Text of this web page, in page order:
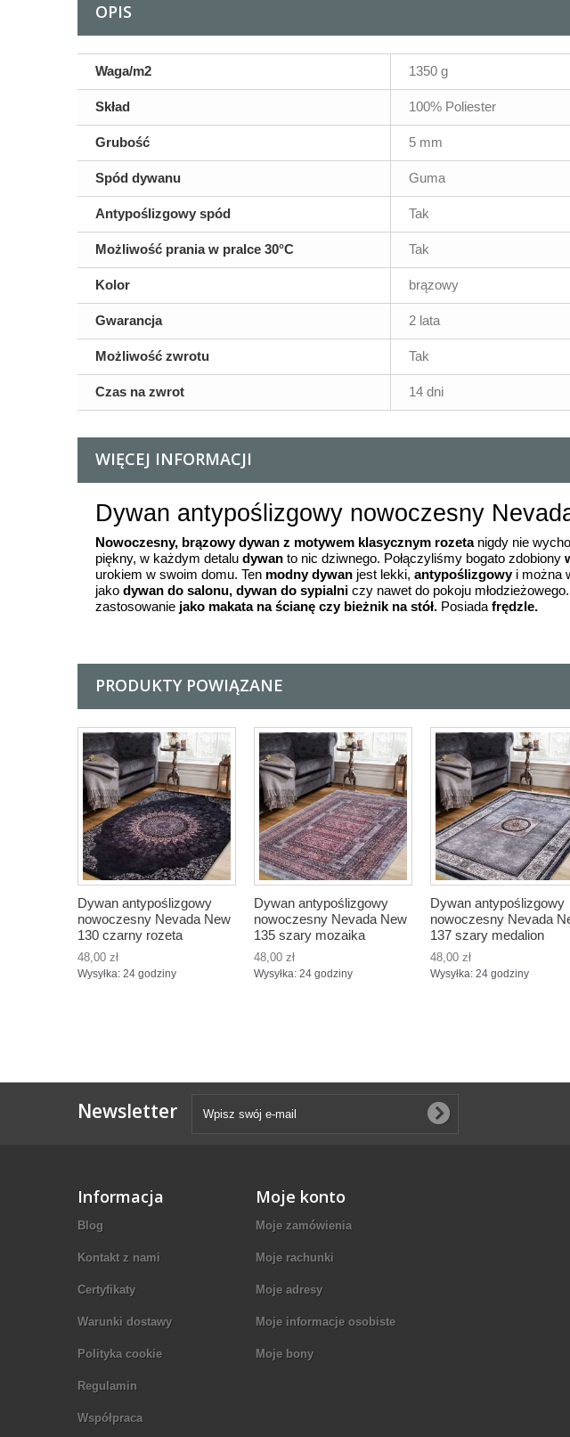
OPIS
Waga/m2 1350 g
Skład 100% Poliester
Grubość 5 mm
Spód dywanu Guma
Antypoślizgowy spód Tak
Możliwość prania w pralce 30°C Tak
Kolor brązowy
Gwarancja 2 lata
Możliwość zwrotu Tak
Czas na zwrot 14 dni
WIĘCEJ INFORMACJI
Dywan antypoślizgowy nowoczesny
Nowoczesny, brązowy dywan z motywem klasycznym rozeta nigdy nie
piękny, w każdym detalu dywan to nic dziwnego. Połączyliśmy bogato zdobiony
urokiem w swoim domu. Ten modny dywan jest lekki, antypoślizgowyi można
jako dywan do salonu, dywan do sypialni czy nawet do pokoju
zastosowanie jako makata na ścianę czy bieżnik na stół. Posiada frędzle.
PRODUKTY POWIĄZANE
Dywan antypoślizgowy
nowoczesny Nevada New
130 czarny rozeta
48,00 zł
Wysyłka: 24 godziny
Dywan antypoślizgowy
nowoczesny Nevada New
135 szary mozaika
48,00 zł
Wysyłka: 24 godziny
Dywan antypoślizgowy
nowoczesny Nevada
137 szary medalion
48,00 zł
Wysyłka: 24 godziny
Newsletter
Informacja
Blog
Kontakt z nami
Certyfikaty
Warunki dostawy
Polityka cookie
Regulamin
Współpraca
Moje konto
Moje zamówienia
Moje rachunki
Moje adresy
Moje informacje osobiste
Moje bony